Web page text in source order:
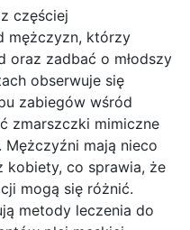
częściej
mężczyzn, którzy
oraz zadbać o młodszy
obserwuje się
zabiegów wśród
zmarszczki mimiczne
mają nieco
kobiety, co sprawia, że
mogą się różnić.
metody leczenia do